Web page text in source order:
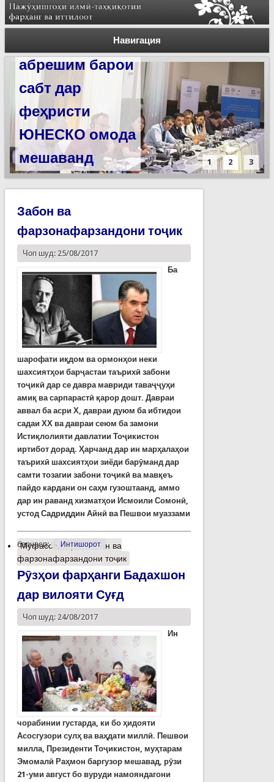
Навигация
Силсилаи
ёдгориҳои роҳи
абрешим барои
сабт дар
феҳристи
ЮНЕСКО омода
мешаванд
1 2 3
Забон ва
фарзонафарзандони тоҷик
Чоп шуд: 25/08/2017
Ба
шарофати иқдом ва ормонҳои неки
шахсиятҳои барҷастаи таърихӣ забони
тоҷикӣ дар се давра мавриди таваҷҷуҳи
амиқ ва сарпарастӣ қарор дошт. Давраи
аввал ба асри Х, давраи дуюм ба ибтидои
садаи ХХ ва давраи сеюм ба замони
Истиқлолияти давлатии Тоҷикистон
иртибот дорад. Ҳарчанд дар ин марҳалаҳои
таърихӣ шахсиятҳои зиёди барӯманд дар
самти тозагии забони тоҷикӣ ва мавқеъ
пайдо кардани он саҳм гузоштаанд, аммо
дар ин раванд хизматҳои Исмоили Сомонӣ,
устод Садриддин Айнӣ ва Пешвои муаззами
барчасп: Интишорот
Муфассалтаро Забон ва
фарзонафарзандони тоҷик
Рӯзҳои фарҳанги Бадахшон
дар вилояти Суғд
Чоп шуд: 24/08/2017
Ин
чорабинии густарда, ки бо ҳидояти
Асосгузори сулҳ ва ваҳдати миллӣ. Пешвои
милла, Президенти Тоҷикистон, муҳтарам
Эмомалӣ Раҳмон баргузор мешавад, рӯзи
21-уми август бо вуруди намояндагони